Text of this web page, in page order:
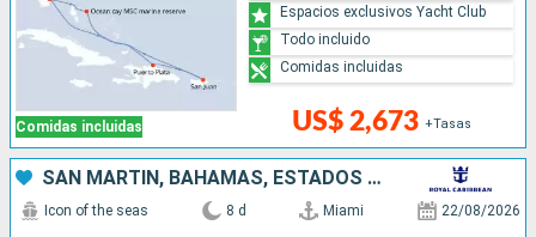
Comidas incluidas US$ 2,673 +Tasas
Espacios exclusivos Yacht Club
Todo incluido
Comidas incluidas
SAN MARTÍN, BAHAMAS, ESTADOS UNIDOS
Icon of the seas 8 d Miami 22/08/2026